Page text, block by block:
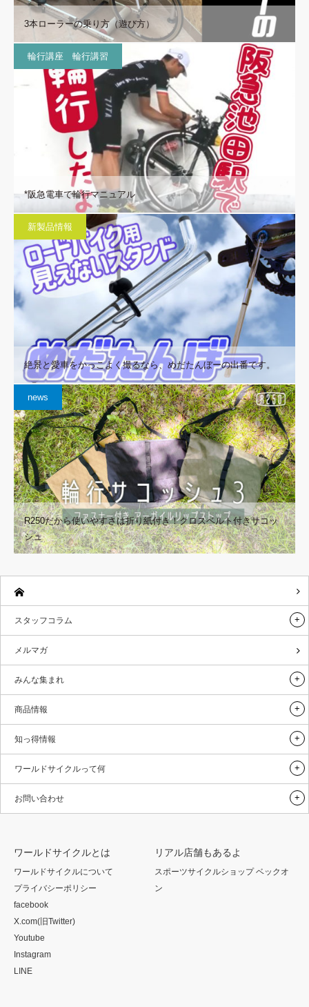
3本ローラーの乗り方（遊び方）
輪行講座 輪行講習
*阪急電車で輪行マニュアル
新製品情報
絶景と愛車をかっこよく撮るなら、めだたんぼーの出番です。
news
R250だから使いやすさは折り紙付き！クロスベルト付きサコッ
シュ
スタッフコラム
メルマガ
みんな集まれ
商品情報
知っ得情報
ワールドサイクルって何
お問い合わせ
ワールドサイクルとは
ワールドサイクルについて
プライバシーポリシー
facebook
X.com(旧Twitter)
Youtube
Instagram
LINE
リアル店舗もあるよ
スポーツサイクルショップ ベックオ
ン